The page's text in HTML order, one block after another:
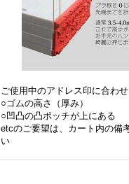
ご使用中のアドレス印に合わせ
○ゴムの高さ（厚み）
○凹凸の凸ポッチが上にある
etcのご要望は、カート内の備
い